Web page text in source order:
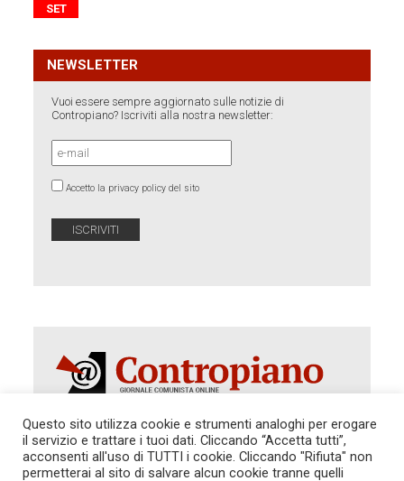
SET
NEWSLETTER
Vuoi essere sempre aggiornato sulle notizie di
Contropiano? Iscriviti alla nostra newsletter:
Accetto la privacy policy del sito
Autorizzazione del Tribunale di Roma 286 del 31
dicembre 2014. Direttore Responsabile: Sergio
Questo sito utilizza cookie e strumenti analoghi per erogare
il servizio e trattare i tuoi dati. Cliccando “Accetta tutti”,
acconsenti all'uso di TUTTI i cookie. Cliccando "Rifiuta" non
permetterai al sito di salvare alcun cookie tranne quelli